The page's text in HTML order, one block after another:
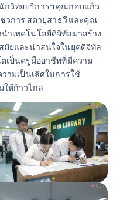
วิทยบริการฯ คุณกอบแก้ว
วการ สตายุสาธวี และคุณ
ำเทคโนโลยีดิจิทัลมาสร้าง
ยและน่าสนใจในยุคดิจิทัล
เป็นครูมืออาชีพที่มีความ
ามเป็นเลิศในการใช้
ห้ก้าวไกล